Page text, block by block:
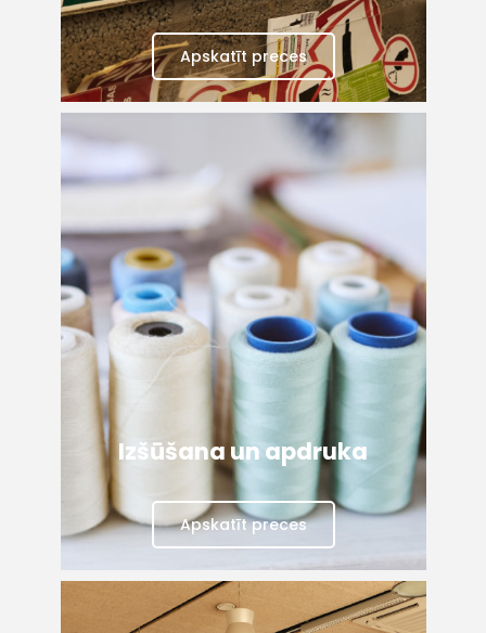
Apskatīt preces
Izšūšana un apdruka
Apskatīt preces